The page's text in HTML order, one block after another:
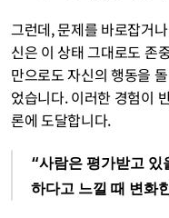
그런데, 문제를 바로잡거
신은 이 상태 그대로도 존
만으로도 자신의 행동을
었습니다. 이러한 경험이
론에 도달합니다.
“사람은 평가받고 있
하다고 느낄 때 변화